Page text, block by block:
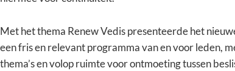
Met het thema Renew Vedis presenteerde het
een fris en relevant programma van en voor leden,
thema’s en volop ruimte voor ontmoeting tussen